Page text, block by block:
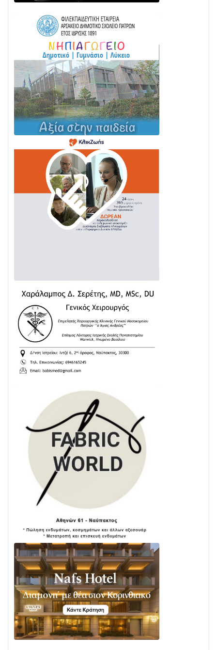
Στο σκοτάδι μεγάλο μέρος στο Λυγιά Ναυπάκτου
04/08 • 19:47
Σε τροχιά υλοποίησης η Παράκαμψη του Κέντρου
της Ναυπάκτου
04/08 • 12:08
Σε φουλ ρυθμούς το τμήμα Βόνιτσα – Άγιος Νικόλαος
| Αυτοψία Καββαδά
03/08 • 11:11
Με Αρχιερατική Λαμπρότητα η Πανήγυρη της
Μεταμορφώσεως του Σωτήρος στο Γολέμι
03/08 • 07:45
Ενισχύεται η Πολιτική Προστασία στο Δήμο Αγρινίου
με δύο νέα υδροφόρα οχήματα
02/08 • 18:26
Διαβάστε την «Ναυπακτία» που κυκλοφορεί
31/07 • 08:16
24/07 • 11:31
ΕΚΤΑΚΤΟ – ΝΑΥΠΑΚΤΙΑ: ΣΥΝΑΓΕΡΜΟΣ ΣΤΗΝ
ΠΥΡΟΣΒΕΣΤΙΚΗ ΓΙΑ ΦΩΤΙΑ ΣΤΟΝ ΑΓΙΟ ΗΛΙΑ ΠΡΙΝ ΤΗ
ΓΡΑΝΙΤΣΑ
24/07 • 11:03